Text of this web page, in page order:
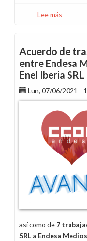
Lee más
traspaso
de
127
entre
del
Grupo
Endesa
Acuerdo de
entre Endesa
Enel Iberia SRL
Lun, 07/06/2021 -
así como de 7
SRL a Endesa